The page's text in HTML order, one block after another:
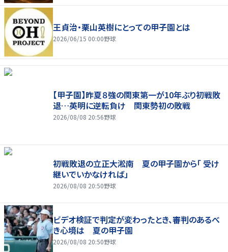
王貞治・栗山英樹にとっての甲子園とは
2026/06/15 00:00野球
【甲子園】昨夏８強の関東第一が10年ぶり初戦敗
退…英明に逆転負け 関東勢初の敗戦
2026/08/08 20:56野球
初戦敗退の立正大淞南 夏の甲子園から「 受け
継いでいかなければ」
2026/08/08 20:50野球
ビデオ検証で判定が変わったとき、審判のあるべ
き心境は 夏の甲子園
2026/08/08 20:50野球